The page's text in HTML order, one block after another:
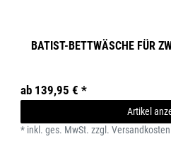
BATIST-BETTWÄSCHE FÜR
ab 139,95 € *
Artikel
* inkl. ges. MwSt. zzgl. Versandkosten